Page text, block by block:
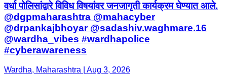
वर्धा पोलिसांद्वारे विविध विषयांवर जनजागृती कार्यक्रम घेण्यात आले.
@dgpmaharashtra @mahacyber
@drpankajbhoyar @sadashiv.waghmare.16
@wardha_vibes #wardhapolice
#cyberawareness
Wardha, Maharashtra | Aug 3, 2026